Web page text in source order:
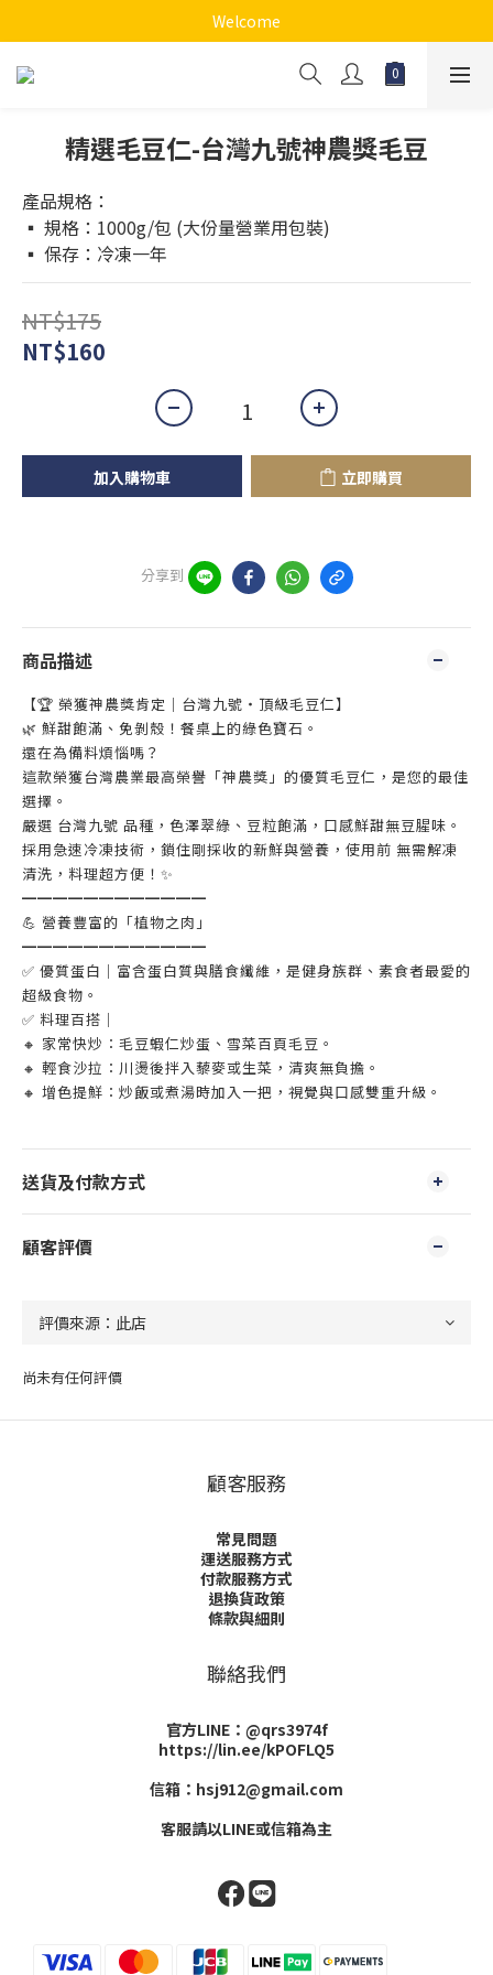
Welcome
精選毛豆仁-台灣九號神農獎毛豆
產品規格：
▪️ 規格：1000g/包 (大份量營業用包裝)
▪️ 保存：冷凍一年
NT$175
NT$160
加入購物車 立即購買
分享到
商品描述
【🏆 榮獲神農獎肯定｜台灣九號・頂級毛豆仁】
🌿 鮮甜飽滿、免剝殼！餐桌上的綠色寶石。
還在為備料煩惱嗎？
這款榮獲台灣農業最高榮譽「神農獎」的優質毛豆仁，是您的最佳
選擇。
嚴選 台灣九號 品種，色澤翠綠、豆粒飽滿，口感鮮甜無豆腥味。
採用急速冷凍技術，鎖住剛採收的新鮮與營養，使用前 無需解凍
清洗，料理超方便！✨
━━━━━━━━━━━━
💪 營養豐富的「植物之肉」
━━━━━━━━━━━━
✅ 優質蛋白｜富含蛋白質與膳食纖維，是健身族群、素食者最愛的
超級食物。
✅ 料理百搭｜
🔸 家常快炒：毛豆蝦仁炒蛋、雪菜百頁毛豆。
🔸 輕食沙拉：川燙後拌入藜麥或生菜，清爽無負擔。
🔸 增色提鮮：炒飯或煮湯時加入一把，視覺與口感雙重升級。
送貨及付款方式
顧客評價
尚未有任何評價
顧客服務
常見問題
運送服務方式
付款服務方式
退換貨政策
條款與細則
聯絡我們
官方LINE：@qrs3974f
https://lin.ee/kPOFLQ5
信箱：hsj912@gmail.com
客服請以LINE或信箱為主